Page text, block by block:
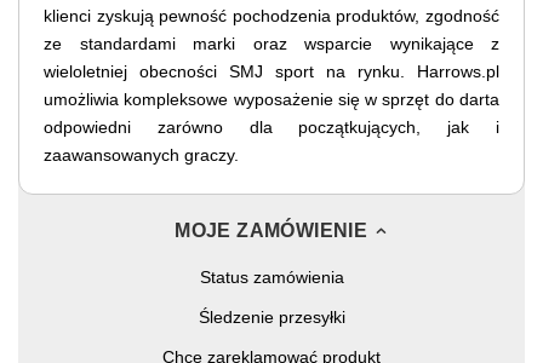
klienci zyskują pewność pochodzenia produktów, zgodność
ze standardami marki oraz wsparcie wynikające z
wieloletniej obecności SMJ sport na rynku. Harrows.pl
umożliwia kompleksowe wyposażenie się w sprzęt do darta
odpowiedni zarówno dla początkujących, jak i
zaawansowanych graczy.
MOJE ZAMÓWIENIE
Status zamówienia
Śledzenie przesyłki
Chcę zareklamować produkt